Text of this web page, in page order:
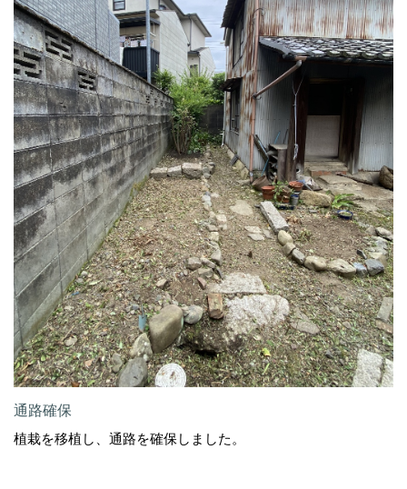
通路確保
植栽を移植し、通路を確保しました。